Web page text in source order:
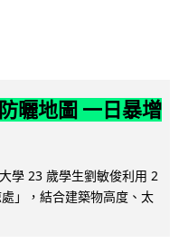
曬地圖 一日暴增
學 23 歲學生劉敏俊利用 2
」，結合建築物高度、太